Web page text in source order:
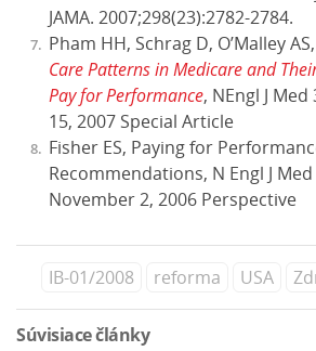
JAMA. 2007;298(23):2782-2784.
Pham HH, Schrag D, O’Malley
Care Patterns in Medicare and
Pay for Performance, NEngl J
15, 2007 Special Article
Fisher ES, Paying for
Recommendations, N Engl J Med
November 2, 2006 Perspective
IB-01/2008 reforma USA
Súvisiace články